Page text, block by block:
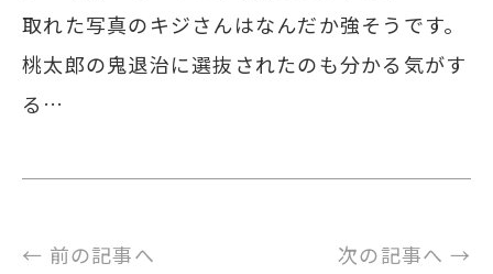
取れた写真のキジさんはなんだか強そうです。
桃太郎の鬼退治に選抜されたのも分かる気がす
る…
← 前の記事へ
次の記事へ →